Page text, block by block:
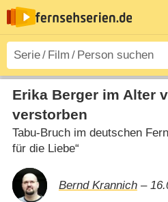
Erika Berger im Alter
verstorben
Tabu-Bruch im deutschen
für die Liebe“
Bernd Krannich–